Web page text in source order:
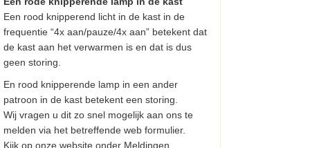
Een rood knipperend licht in de kast in de
frequentie “4x aan/pauze/4x aan” betekent dat
de kast aan het verwarmen is en dat is dus
geen storing.
En rood knipperende lamp in een ander
patroon in de kast betekent een storing.
Wij vragen u dit zo snel mogelijk aan ons te
melden via het betreffende web formulier.
Kijk op onze website onder Meldingen.